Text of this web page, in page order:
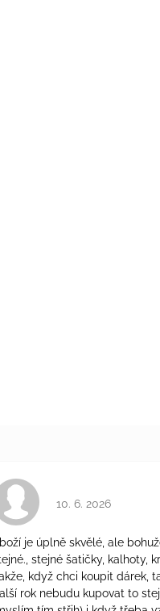
Hodnocení
10. 6. 2026
je úplně skvělé, ale
stejné šatičky, kalhoty,
když chci koupit dárek,
rok nebudu kupovat to